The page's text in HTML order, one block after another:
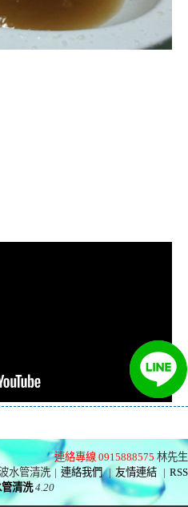
連絡專線 0915888575 林先生
水管清洗 | 連絡我們 | 友情連結 | RSS
清洗 4.20